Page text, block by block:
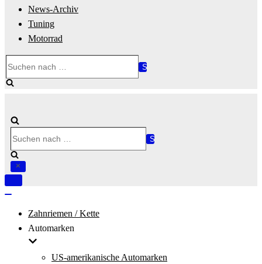
News-Archiv
Tuning
Motorrad
nach …
nach …
Navigation
Zahnriemen / Kette
Automarken
US-amerikanische Automarken